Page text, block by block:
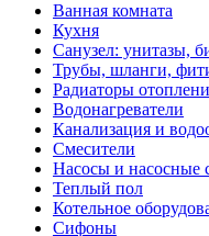
Ванная комната
Кухня
Санузел: унитазы,
Трубы, шланги,
Радиаторы
Водонагреватели
Канализация и
Смесители
Насосы и насосные
Теплый пол
Котельное
Сифоны